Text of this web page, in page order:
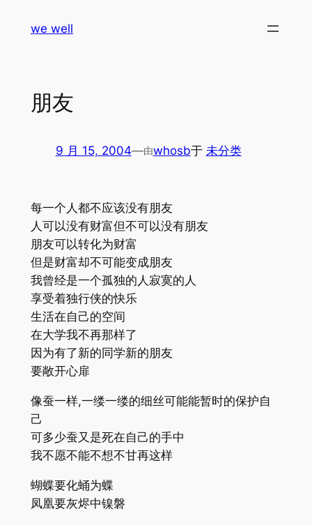
we well
朋友
9 月 15, 2004—由whosb于 未分类
每一个人都不应该没有朋友
人可以没有财富但不可以没有朋友
朋友可以转化为财富
但是财富却不可能变成朋友
我曾经是一个孤独的人寂寞的人
享受着独行侠的快乐
生活在自己的空间
在大学我不再那样了
因为有了新的同学新的朋友
要敞开心扉
像蚕一样,一缕一缕的细丝可能能暂时的保护自
己
可多少蚕又是死在自己的手中
我不愿不能不想不甘再这样
蝴蝶要化蛹为蝶
凤凰要灰烬中镍磐